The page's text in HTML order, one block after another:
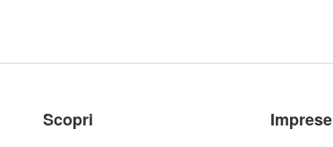
Scopri Imprese